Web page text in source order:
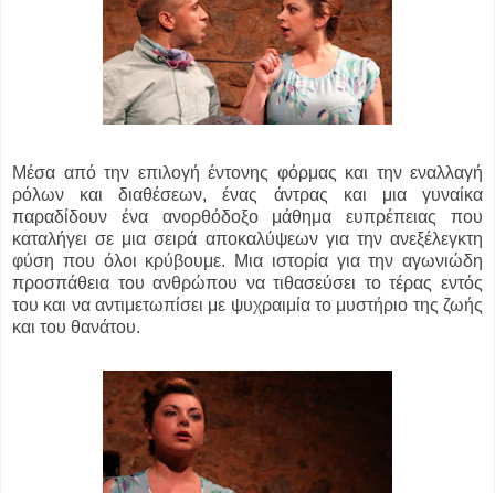
Μέσα από την επιλογή έντονης φόρμας και την εναλλαγή
ρόλων και διαθέσεων, ένας άντρας και μια γυναίκα
παραδίδουν ένα ανορθόδοξο μάθημα ευπρέπειας που
καταλήγει σε μια σειρά αποκαλύψεων για την ανεξέλεγκτη
φύση που όλοι κρύβουμε. Μια ιστορία για την αγωνιώδη
προσπάθεια του ανθρώπου να τιθασεύσει το τέρας εντός
του και να αντιμετωπίσει με ψυχραιμία το μυστήριο της ζωής
και του θανάτου.